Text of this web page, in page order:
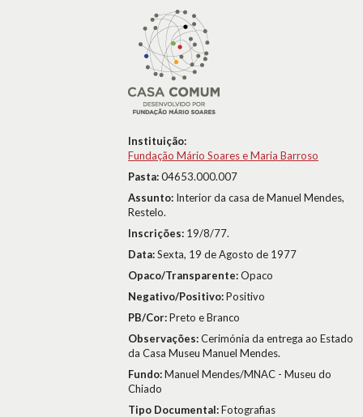
Instituição:
Fundação Mário Soares e Maria Barroso
Pasta:04653.000.007
Assunto: Interior da casa de Manuel Mendes,
Restelo.
Inscrições: 19/8/77.
Data:Sexta, 19 de Agosto de 1977
Opaco/Transparente:Opaco
Negativo/Positivo:Positivo
PB/Cor:Preto e Branco
Observações:Cerimónia da entrega ao Estado
da Casa Museu Manuel Mendes.
Fundo:Manuel Mendes/MNAC - Museu do
Chiado
Tipo Documental:Fotografias